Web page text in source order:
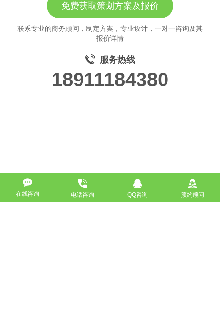
免费获取策划方案及报价
联系专业的商务顾问，制定方案，专业设计，一对一咨询及其
报价详情
服务热线
18911184380
在线咨询 电话咨询 QQ咨询 预约顾问